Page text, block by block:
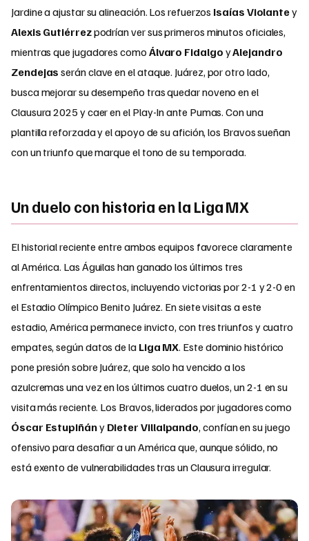
Jardine a ajustar su alineación. Los refuerzos Isaías Violantey
Alexis Gutiérrezpodrían ver sus primeros minutos oficiales,
mientras que jugadores como Álvaro Fidalgo yAlejandro
Zendejas serán clave en el ataque. Juárez, por otro lado,
busca mejorar su desempeño tras quedar noveno en el
Clausura 2025 y caer en el Play-In ante Pumas. Con una
plantilla reforzada y el apoyo de su afición, los Bravos sueñan
con un triunfo que marque el tono de su temporada.
Un duelo con historia en la Liga MX
El historial reciente entre ambos equipos favorece claramente
al América. Las Águilas han ganado los últimos tres
enfrentamientos directos, incluyendo victorias por 2-1 y 2-0 en
el Estadio Olímpico Benito Juárez. En siete visitas a este
estadio, América permanece invicto, con tres triunfos y cuatro
empates, según datos de la Liga MX. Este dominio histórico
pone presión sobre Juárez, que solo ha vencido a los
azulcremas una vez en los últimos cuatro duelos, un 2-1 en su
visita más reciente. Los Bravos, liderados por jugadores como
Óscar Estupiñány Dieter Villalpando, confían en su juego
ofensivo para desafiar a un América que, aunque sólido, no
está exento de vulnerabilidades tras un Clausura irregular.